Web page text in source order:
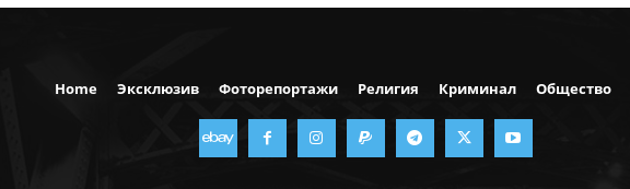
Home Эксклюзив Фоторепортажи Религия Криминал Общество